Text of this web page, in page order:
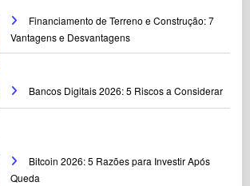
Financiamento de Terreno e Construção: 7
Vantagens e Desvantagens
Bancos Digitais 2026: 5 Riscos a Considerar
Bitcoin 2026: 5 Razões para Investir Após
Queda